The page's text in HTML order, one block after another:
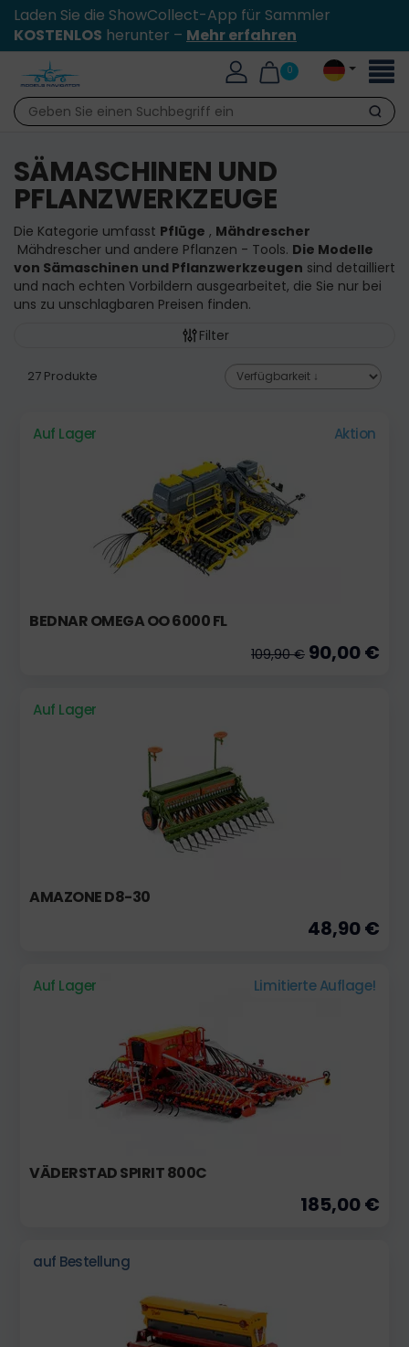
Laden Sie die ShowCollect-App für Sammler
KOSTENLOS herunter – Mehr erfahren
0
Suche
SÄMASCHINEN UND
PFLANZWERKZEUGE
Die Kategorie umfasst Pflüge , Mähdrescher
Mähdrescher und andere Pflanzen - Tools. Die Modelle
von Sämaschinen und Pflanzwerkzeugen sind detailliert
und nach echten Vorbildern ausgearbeitet, die Sie nur bei
uns zu unschlagbaren Preisen finden.
Filter
27 Produkte
Auf Lager Aktion
BEDNAR OMEGA OO 6000 FL
109,90 € 90,00 €
Auf Lager
AMAZONE D8-30
48,90 €
Auf Lager Limitierte Auflage!
VÄDERSTAD SPIRIT 800C
185,00 €
auf Bestellung